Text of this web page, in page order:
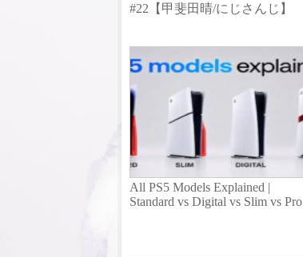
#22【甲斐田晴/にじさんじ】
All PS5 Models Explained |
Standard vs Digital vs Slim vs Pro